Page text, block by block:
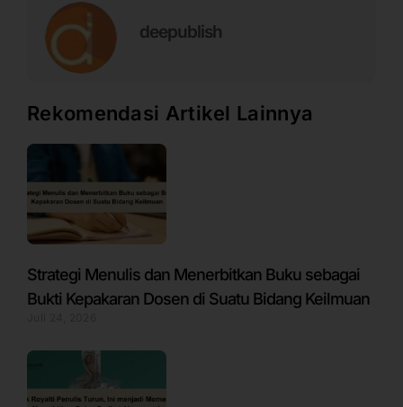
deepublish
Rekomendasi Artikel Lainnya
Strategi Menulis dan Menerbitkan Buku sebagai
Bukti Kepakaran Dosen di Suatu Bidang Keilmuan